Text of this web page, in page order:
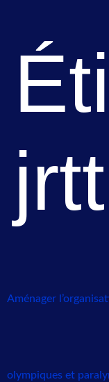
jrtt
Aménager
olympiques et